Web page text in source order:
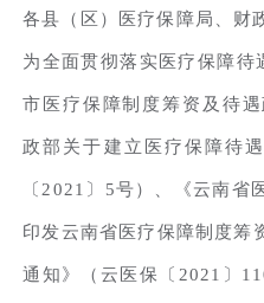
各县（区）医疗保障局、财
为全面贯彻落实医疗保障待
市医疗保障制度筹资及待
政部关于建立医疗保障待
〔2021〕5号）、《云南省
印发云南省医疗保障制度筹
通知》（云医保〔2021〕